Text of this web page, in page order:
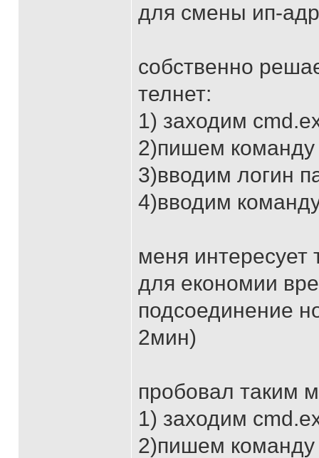
для смены ип-
собственно
телнет:
1) заходим
2)пишем
3)вводим логин
4)вводим
меня интересует
для економии
подсоединение
2мин)
пробовал таким
1) заходим
2)пишем